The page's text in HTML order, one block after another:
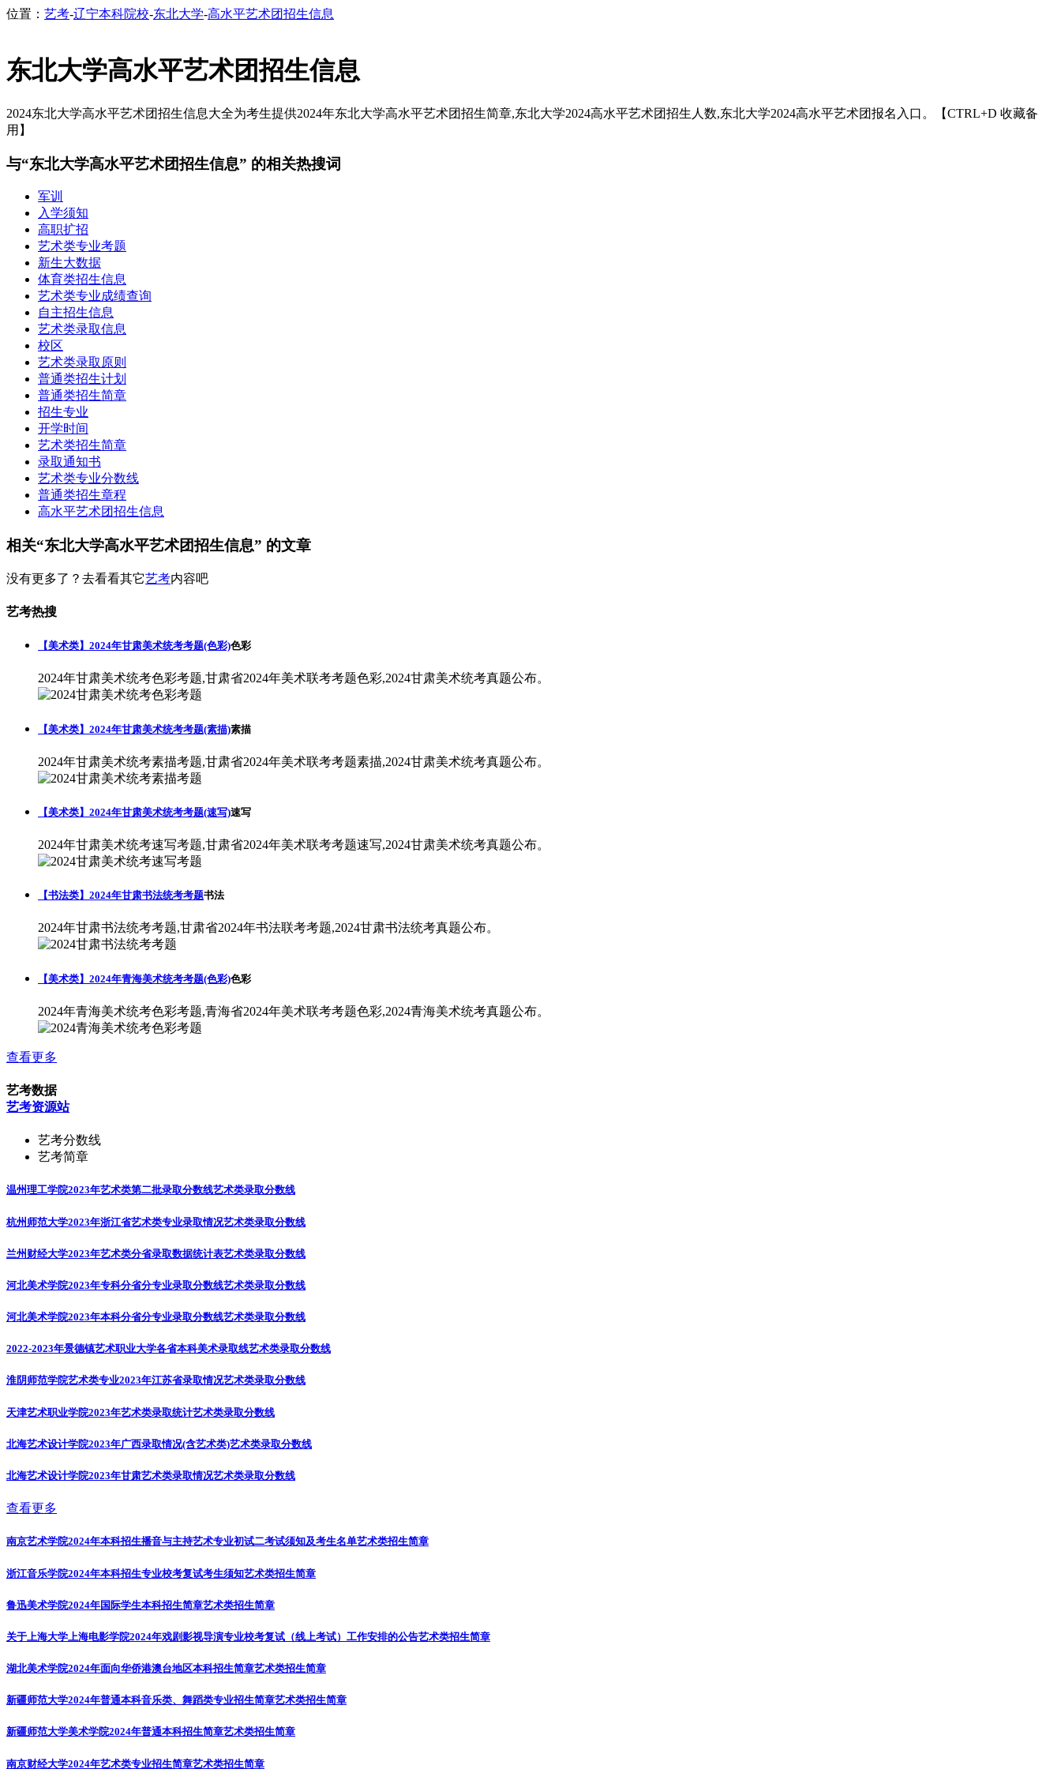
位置： 艺考-辽宁本科院校-东北大学-高水平艺术团招生信息
东北大学高水平艺术团招生信息
2024东北大学高水平艺术团招生信息大全为考生提供2024年东北大学高水平艺术团招生简章,东北大学2024高水平艺术团招生人数,东北大学2024高水平艺术团报名入口。【CTRL+D 收藏备
用】
与“东北大学高水平艺术团招生信息” 的相关热搜词
军训
入学须知
高职扩招
艺术类专业考题
新生大数据
体育类招生信息
艺术类专业成绩查询
自主招生信息
艺术类录取信息
校区
艺术类录取原则
普通类招生计划
普通类招生简章
招生专业
开学时间
艺术类招生简章
录取通知书
艺术类专业分数线
普通类招生章程
高水平艺术团招生信息
相关“东北大学高水平艺术团招生信息” 的文章
没有更多了？去看看其它艺考内容吧
艺考热搜
【美术类】2024年甘肃美术统考考题(色彩)色彩
2024年甘肃美术统考色彩考题,甘肃省2024年美术联考考题色彩,2024甘肃美术统考真题公布。
【美术类】2024年甘肃美术统考考题(素描)素描
2024年甘肃美术统考素描考题,甘肃省2024年美术联考考题素描,2024甘肃美术统考真题公布。
【美术类】2024年甘肃美术统考考题(速写)速写
2024年甘肃美术统考速写考题,甘肃省2024年美术联考考题速写,2024甘肃美术统考真题公布。
【书法类】2024年甘肃书法统考考题书法
2024年甘肃书法统考考题,甘肃省2024年书法联考考题,2024甘肃书法统考真题公布。
【美术类】2024年青海美术统考考题(色彩)色彩
2024年青海美术统考色彩考题,青海省2024年美术联考考题色彩,2024青海美术统考真题公布。
查看更多
艺考数据
艺考资源站
艺考分数线
艺考简章
温州理工学院2023年艺术类第二批录取分数线艺术类录取分数线
杭州师范大学2023年浙江省艺术类专业录取情况艺术类录取分数线
兰州财经大学2023年艺术类分省录取数据统计表艺术类录取分数线
河北美术学院2023年专科分省分专业录取分数线艺术类录取分数线
河北美术学院2023年本科分省分专业录取分数线艺术类录取分数线
2022-2023年景德镇艺术职业大学各省本科美术录取线艺术类录取分数线
淮阴师范学院艺术类专业2023年江苏省录取情况艺术类录取分数线
天津艺术职业学院2023年艺术类录取统计艺术类录取分数线
北海艺术设计学院2023年广西录取情况(含艺术类)艺术类录取分数线
北海艺术设计学院2023年甘肃艺术类录取情况艺术类录取分数线
查看更多
南京艺术学院2024年本科招生播音与主持艺术专业初试二考试须知及考生名单艺术类招生简章
浙江音乐学院2024年本科招生专业校考复试考生须知艺术类招生简章
鲁迅美术学院2024年国际学生本科招生简章艺术类招生简章
关于上海大学上海电影学院2024年戏剧影视导演专业校考复试（线上考试）工作安排的公告艺术类招生简章
湖北美术学院2024年面向华侨港澳台地区本科招生简章艺术类招生简章
新疆师范大学2024年普通本科音乐类、舞蹈类专业招生简章艺术类招生简章
新疆师范大学美术学院2024年普通本科招生简章艺术类招生简章
南京财经大学2024年艺术类专业招生简章艺术类招生简章